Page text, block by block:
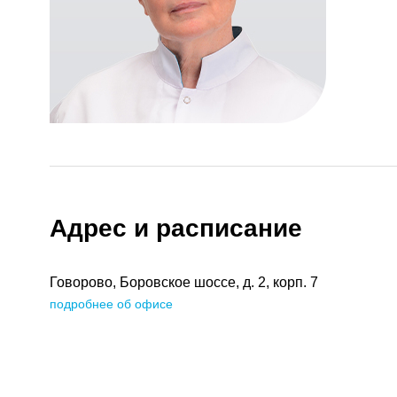
Адрес и расписание
Говорово, Боровское шоссе, д. 2, корп. 7
подробнее об офисе